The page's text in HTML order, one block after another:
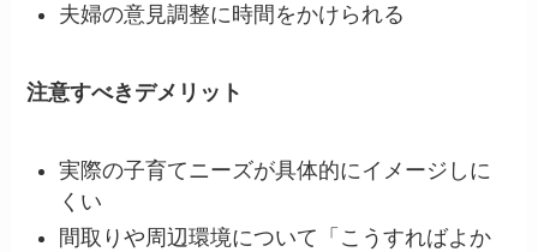
夫婦の意見調整に時間をかけられる
注意すべきデメリット
実際の子育てニーズが具体的にイメージしに
くい
間取りや周辺環境について「こうすればよか